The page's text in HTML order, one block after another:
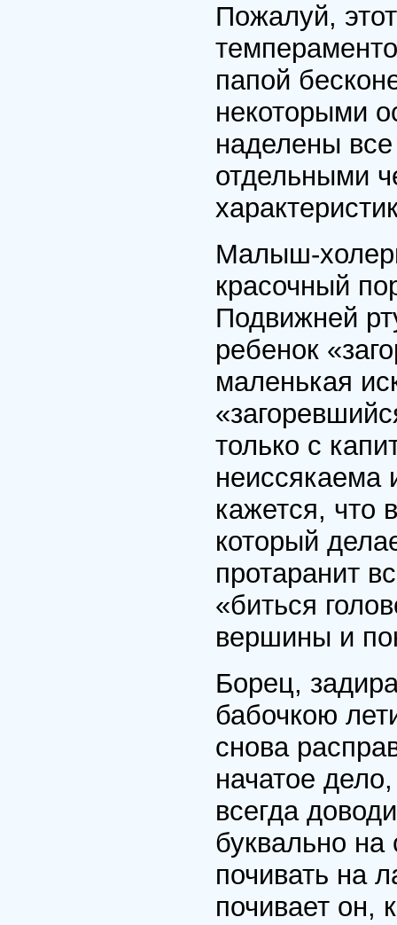
Пожалуй,
папой
некоторыми
наделены
отдельными
Малыш-
красочный
Подвижней
ребенок
маленькая
только с
кажется, что
который
протаранит
«биться
вершины и
Борец,
бабочкою
снова
начатое
всегда
буквально на
почивать на
почивает он,